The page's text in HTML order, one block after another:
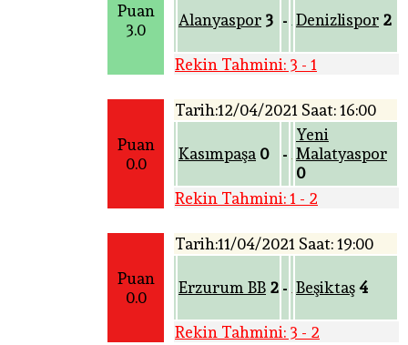
Puan
3.0
Alanyaspor 3 - Denizlispor 2
Rekin Tahmini: 3 - 1
Puan
0.0
Tarih:12/04/2021 Saat: 16:00
Kasımpaşa 0 -
Yeni
Malatyaspor
0
Rekin Tahmini: 1 - 2
Puan
0.0
Tarih:11/04/2021 Saat: 19:00
Erzurum BB 2 - Beşiktaş4
Rekin Tahmini: 3 - 2